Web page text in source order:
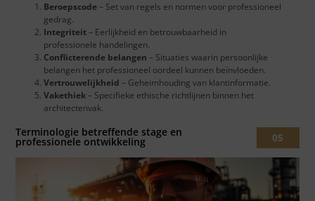
Beroepscode– Set van regels en normen voor professioneel
gedrag.
Integriteit– Eerlijkheid en betrouwbaarheid in
professionele handelingen.
Conflicterende belangen – Situaties waarin persoonlijke
belangen het professioneel oordeel kunnen beïnvloeden.
Vertrouwelijkheid – Geheimhouding van klantinformatie.
Vakethiek– Specifieke ethische richtlijnen binnen het
architectenvak.
Terminologie betreffende stage en
professionele ontwikkeling 05